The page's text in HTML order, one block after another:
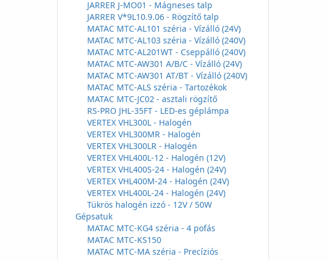
JARRER J-MO01 - Mágneses talp
JARRER V*9L10.9.06 - Rögzítő talp
MATAC MTC-AL101 széria - Vízálló (24V)
MATAC MTC-AL103 széria - Vízálló (240V)
MATAC MTC-AL201WT - Cseppálló (240V)
MATAC MTC-AW301 A/B/C - Vízálló (24V)
MATAC MTC-AW301 AT/BT - Vízálló (240V)
MATAC MTC-ALS széria - Tartozékok
MATAC MTC-JC02 - asztali rögzítő
RS-PRO JHL-35FT - LED-es géplámpa
VERTEX VHL300L - Halogén
VERTEX VHL300MR - Halogén
VERTEX VHL300LR - Halogén
VERTEX VHL400L-12 - Halogén (12V)
VERTEX VHL400S-24 - Halogén (24V)
VERTEX VHL400M-24 - Halogén (24V)
VERTEX VHL400L-24 - Halogén (24V)
Tükrös halogén izzó - 12V / 50W
Gépsatuk
MATAC MTC-KG4 széria - 4 pofás
MATAC MTC-KS150
MATAC MTC-MA széria - Precíziós